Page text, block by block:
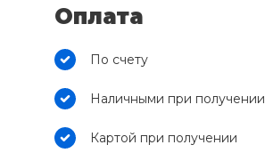
Оплата
По счету
Наличными при получении
Картой при получении